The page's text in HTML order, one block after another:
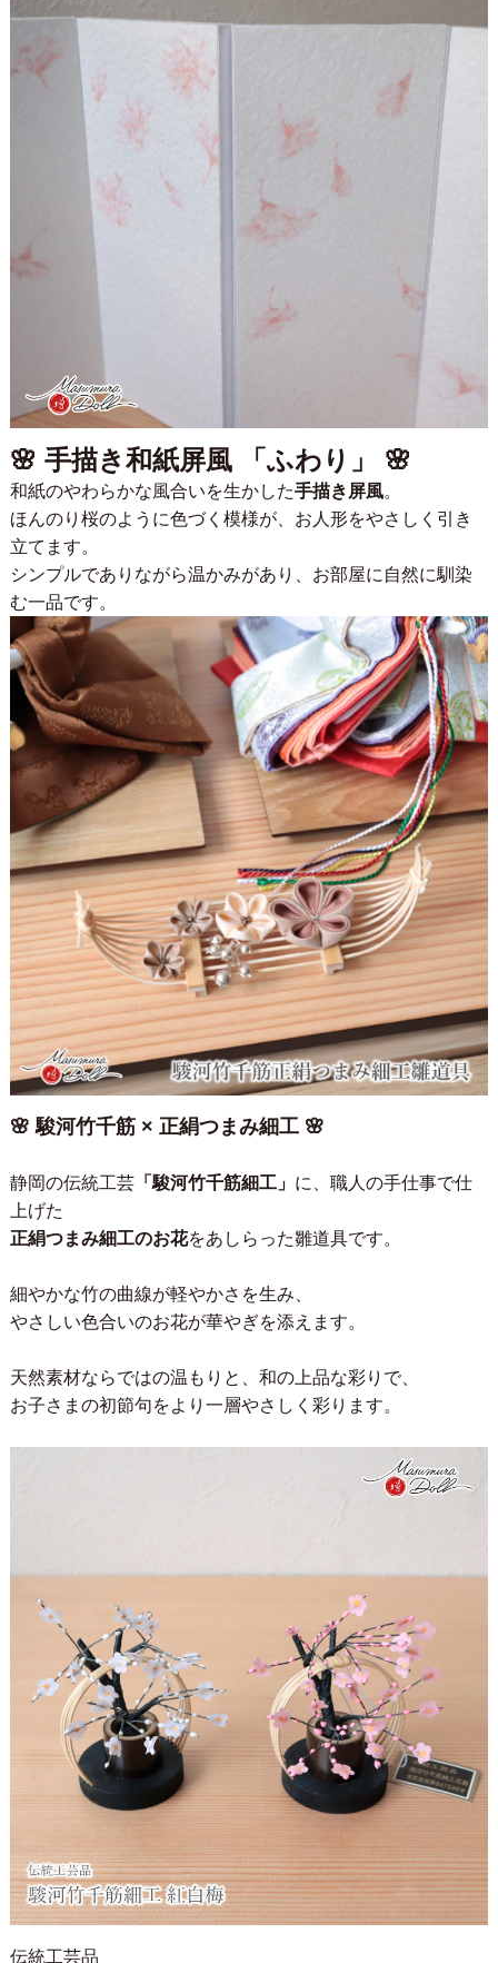
🌸 手描き和紙屏風 「ふわり」 🌸
和紙のやわらかな風合いを生かした手描き屏風。
ほんのり桜のように色づく模様が、お人形をやさしく引き
立てます。
シンプルでありながら温かみがあり、お部屋に自然に馴染
む一品です。
🌸 駿河竹千筋 × 正絹つまみ細工 🌸
静岡の伝統工芸「駿河竹千筋細工」 に、職人の手仕事で仕
上げた
正絹つまみ細工のお花をあしらった雛道具です。
細やかな竹の曲線が軽やかさを生み、
やさしい色合いのお花が華やぎを添えます。
天然素材ならではの温もりと、和の上品な彩りで、
お子さまの初節句をより一層やさしく彩ります。
伝統工芸品